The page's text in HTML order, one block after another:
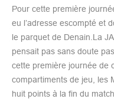
Pour cette première
eu l’adresse escompté et
le parquet de Denain.La
pensait pas sans doute
cette première journée de
compartiments de jeu, les
huit points à la fin du